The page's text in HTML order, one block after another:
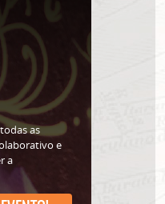
as
e
a
notícias sobre o
não mostrar mais esse popup